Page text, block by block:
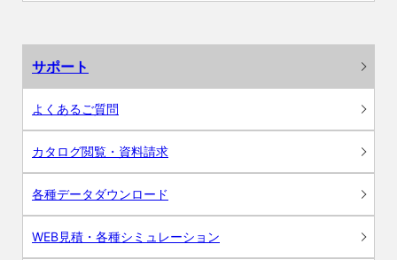
サポート
よくあるご質問
カタログ閲覧・資料請求
各種データダウンロード
WEB見積・各種シミュレーション